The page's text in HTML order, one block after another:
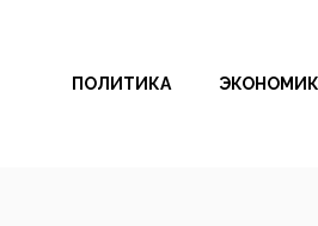
содержимому
ПОЛИТИКА